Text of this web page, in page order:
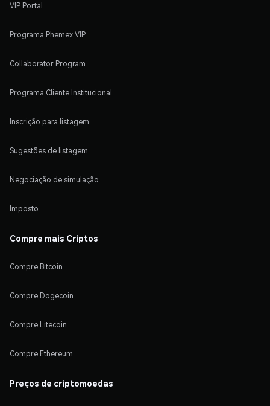
VIP Portal
Programa Phemex VIP
Collaborator Program
Programa Cliente Institucional
Inscrição para listagem
Sugestões de listagem
Negociação de simulação
Imposto
Compre mais Criptos
Compre Bitcoin
Compre Dogecoin
Compre Litecoin
Compre Ethereum
Preços de criptomoedas